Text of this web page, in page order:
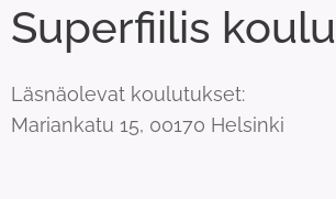
Superfiilis koulu
Läsnäolevat koulutukset:
Mariankatu 15, 00170 Helsinki